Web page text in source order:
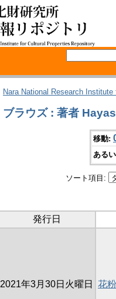
Nara National Research
ブラウズ : 著者
移動:
ある
ソート項目:
発行日
2021年3月30日火曜日 花